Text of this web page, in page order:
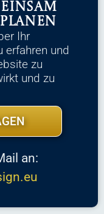
Ihr
erfahren und
zu
und zu
an: